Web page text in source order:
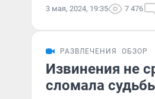
3 мая, 2024, 19:35 7 476
РАЗВЛЕЧЕНИЯ ОБЗОР
Извинения не
сломала